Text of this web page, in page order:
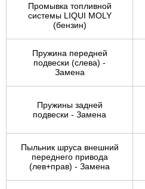
Промывка топливной
системы LIQUI MOLY
(бензин)
Пружина передней
подвески (слева) -
Замена
Пружины задней
подвески - Замена
Пыльник шруса внешний
переднего привода
(лев+прав) - Замена